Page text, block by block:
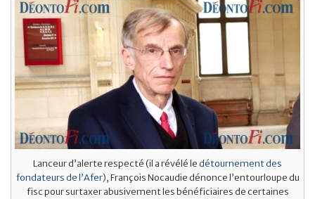
Lanceur d’alerte respecté (il a révélé ledétournement des
fondateurs de l’Afer), François Nocaudie dénonce l’entourloupe du
fisc pour surtaxer abusivement les bénéficiaires de certaines